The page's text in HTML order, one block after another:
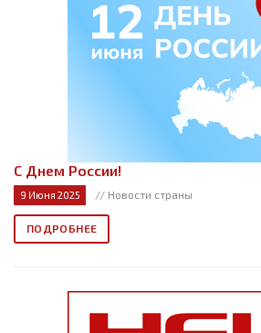
С Днем России!
9 Июня 2025 // Новости страны
ПОДРОБНЕЕ